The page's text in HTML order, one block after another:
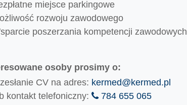
miejsce parkingowe
rozwoju zawodowego
poszerzania kompetencji zawodowych
osoby prosimy o:
CV na adres: kermed@kermed.pl
kontakt telefoniczny:
784 655 065